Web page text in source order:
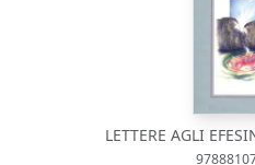
LETTERE AGLI